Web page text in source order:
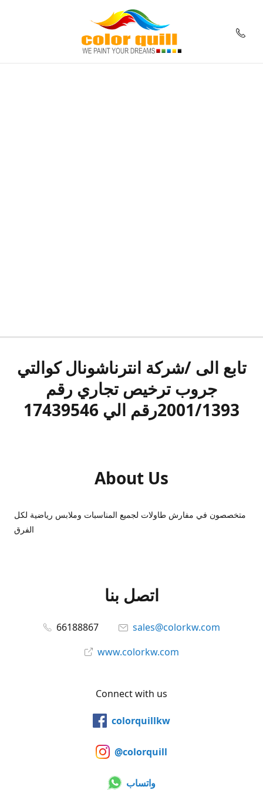
تابع الى /شركة انترناشونال كوالتي
جروب ترخيص تجاري رقم
2001/1393رقم الي 17439546
About Us
متخصصون في مفارش طاولات لجميع المناسبات وملابس رياضية لكل
الفرق
اتصل بنا
66188867
sales@colorkw.com
www.colorkw.com
Connect with us
colorquillkw
@colorquill
واتساب